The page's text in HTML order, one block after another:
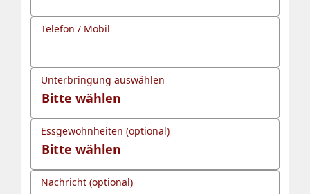
Telefon / Mobil
Unterbringung auswählen
Essgewohnheiten (optional)
Nachricht (optional)